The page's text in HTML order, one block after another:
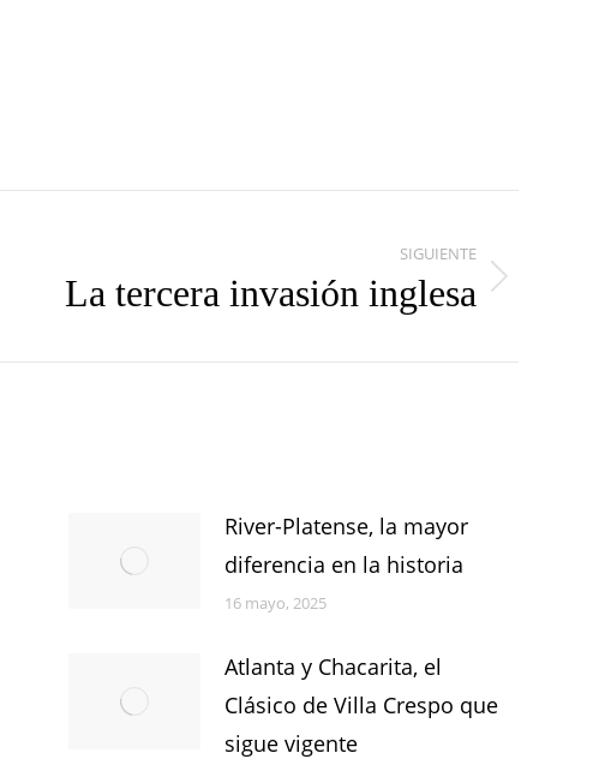
SIGUIENTE
La tercera invasión inglesa
River-Platense, la mayor
diferencia en la historia
16 mayo, 2025
Atlanta y Chacarita, el
Clásico de Villa Crespo que
sigue vigente